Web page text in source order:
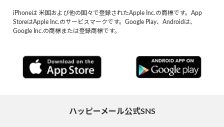
iPhoneは 米国および他の国々で登録されたApple Inc.の商標です。App
StoreはApple Inc.のサービスマークです。Google Play、Androidは、
Google Inc.の商標または登録商標です。
ハッピーメール公式SNS